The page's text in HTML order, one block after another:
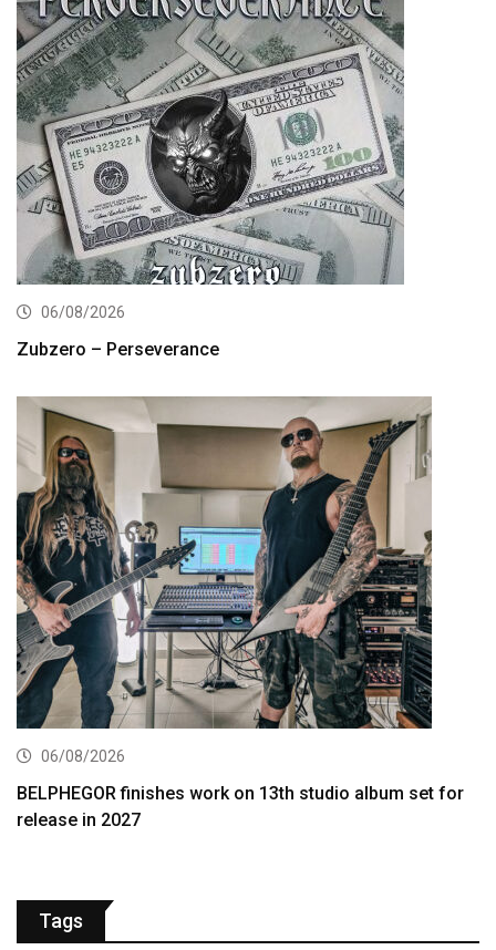
06/08/2026
Zubzero – Perseverance
06/08/2026
BELPHEGOR finishes work on 13th studio album set for
release in 2027
Tags